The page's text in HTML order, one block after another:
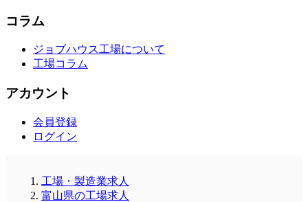
コラム
ジョブハウス工場について
工場コラム
アカウント
会員登録
ログイン
工場・製造業求人
富山県の工場求人